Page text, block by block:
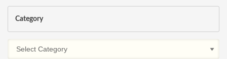
Category